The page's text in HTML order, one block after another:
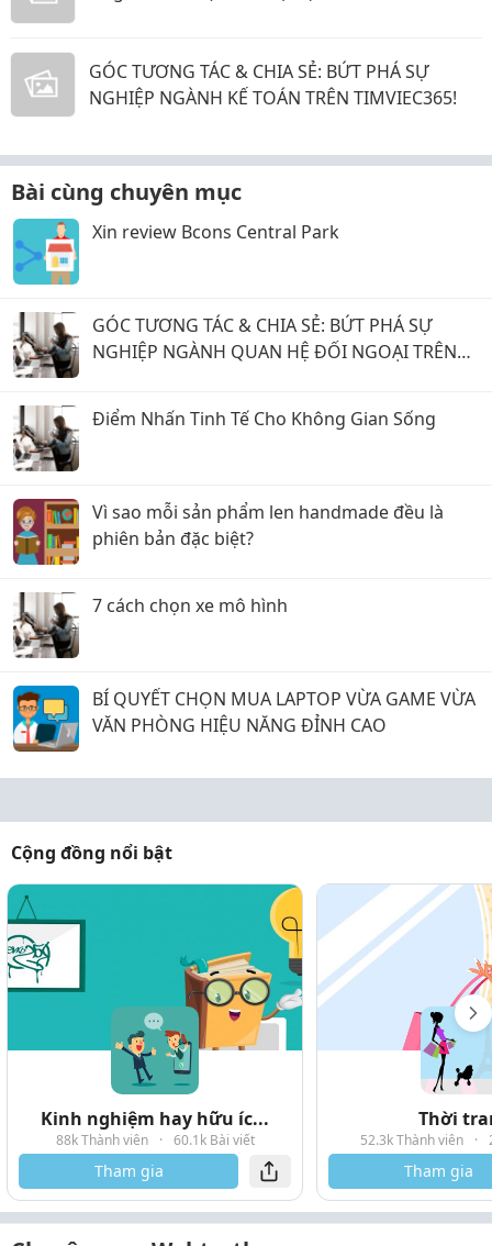
GÓC TƯƠNG TÁC & CHIA SẺ: BỨT PHÁ SỰ
NGHIỆP NGÀNH KẾ TOÁN TRÊN TIMVIEC365!
Bài cùng chuyên mục
Xin review Bcons Central Park
GÓC TƯƠNG TÁC & CHIA SẺ: BỨT PHÁ SỰ
NGHIỆP NGÀNH QUAN HỆ ĐỐI NGOẠI TRÊN
Điểm Nhấn Tinh Tế Cho Không Gian Sống
Vì sao mỗi sản phẩm len handmade đều là
phiên bản đặc biệt?
7 cách chọn xe mô hình
BÍ QUYẾT CHỌN MUA LAPTOP VỪA GAME VỪA
VĂN PHÒNG HIỆU NĂNG ĐỈNH CAO
Cộng đồng nổi bật
Kinh nghiệm hay hữu íc...
88k Thành viên · 60.1k Bài viết
Tham gia
Thời
52.3k Thành viên ·
Tham gia